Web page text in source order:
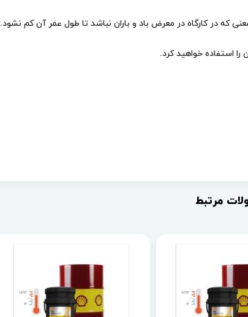
در کارگاه در معرض باد و باران نباشد تا طول عمر آن کم نشود.
استفاده خواهید کرد.
مرتبط